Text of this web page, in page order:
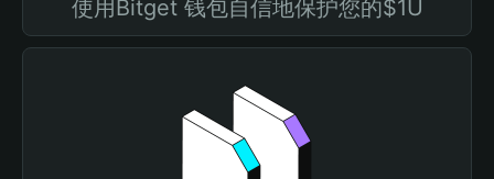
使用Bitget 钱包自信地保护您的$1U